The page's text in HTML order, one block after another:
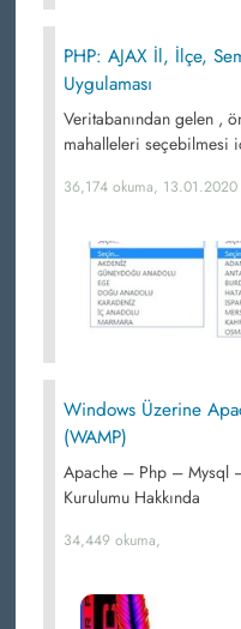
PHP: AJAX İl, İlçe,
Uygulaması
Veritabanından gelen ,
mahalleleri seçebilmesi
36,174 okuma,
Windows Üzerine
(WAMP)
Apache – Php – Mysql
Kurulumu Hakkında
34,449 okuma,